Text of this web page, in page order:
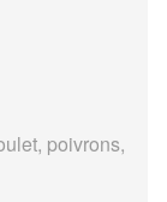
poivrons,